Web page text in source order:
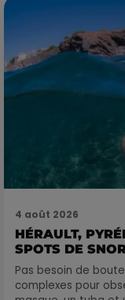
4 août 2026
HÉRAULT,
SPOTS DE
Pas besoin de
complexes pour